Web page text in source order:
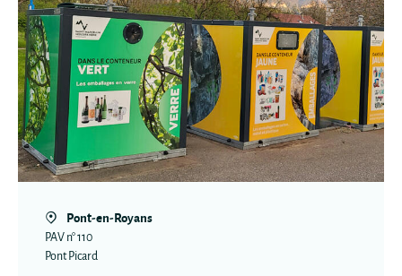
Pont-en-Royans
PAV n° 110
Pont Picard